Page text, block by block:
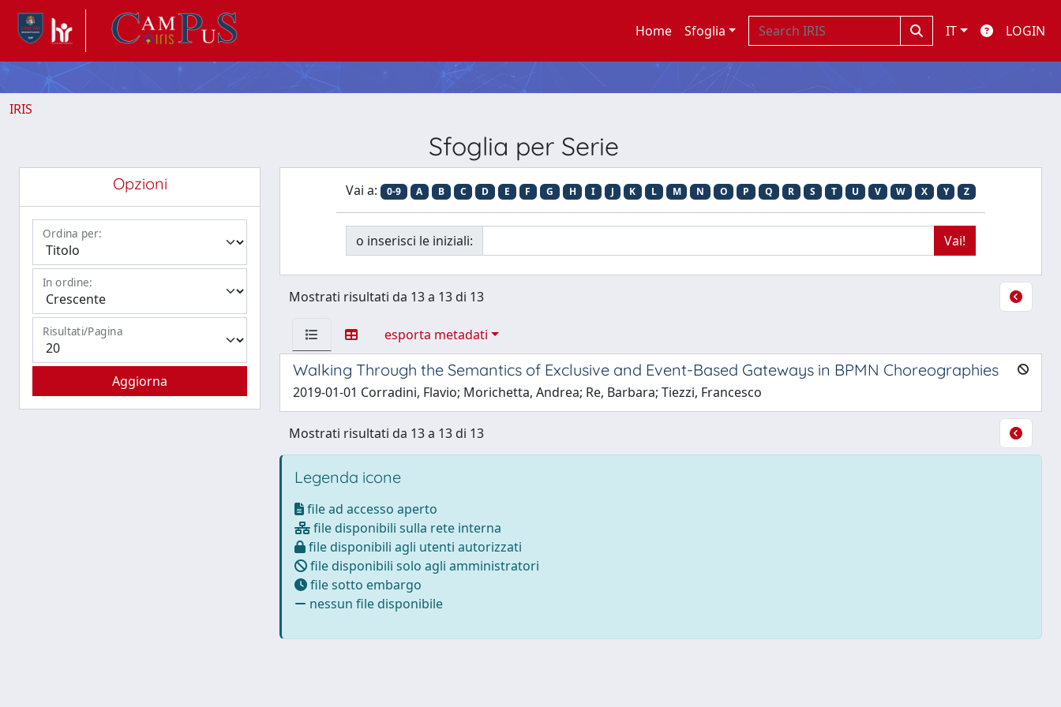
Home Sfoglia IT LOGIN
IRIS
Sfoglia per Serie
Opzioni
Ordina per:
In ordine:
Risultati/Pagina
Vai a: 0-9 A B C D E F G H I J K L M N O P Q R S T U V W X Y Z
o inserisci le iniziali:
Mostrati risultati da 13 a 13 di 13
esporta metadati
Walking Through the Semantics of Exclusive and Event-Based Gateways in BPMN Choreographies
2019-01-01 Corradini, Flavio; Morichetta, Andrea; Re, Barbara; Tiezzi, Francesco
Mostrati risultati da 13 a 13 di 13
Legenda icone
file ad accesso aperto
file disponibili sulla rete interna
file disponibili agli utenti autorizzati
file disponibili solo agli amministratori
file sotto embargo
nessun file disponibile